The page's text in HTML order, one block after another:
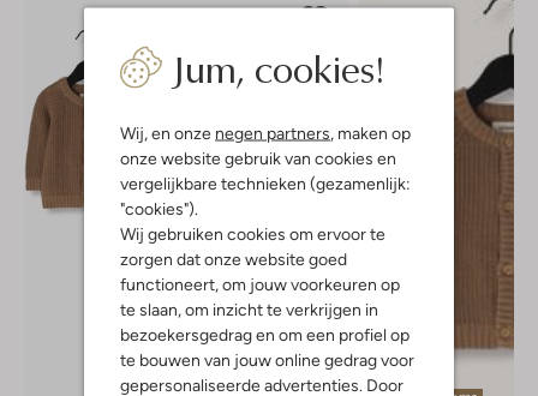
Jum, cookies!
Wij, en onze negen partners , maken op
onze website gebruik van cookies en
vergelijkbare technieken (gezamenlijk:
"cookies").
Wij gebruiken cookies om ervoor te
zorgen dat onze website goed
functioneert, om jouw voorkeuren op
te slaan, om inzicht te verkrijgen in
bezoekersgedrag en om een profiel op
te bouwen van jouw online gedrag voor
gepersonaliseerde advertenties. Door